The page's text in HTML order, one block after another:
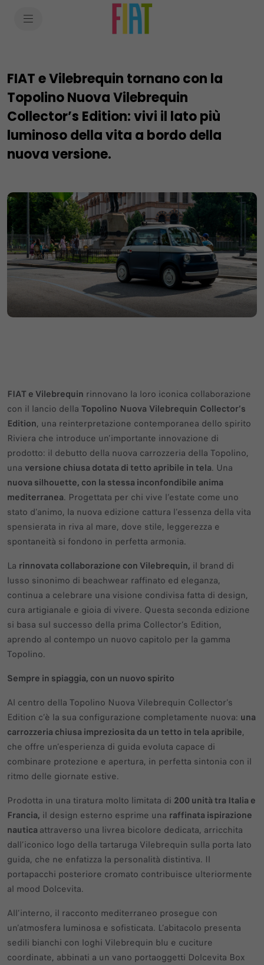
FIAT e Vilebrequin tornano con la
Topolino Nuova Vilebrequin
Collector’s Edition: vivi il lato più
luminoso della vita a bordo della
nuova versione.
FIAT e Vilebrequin rinnovano la loro iconica collaborazione
con il lancio della Topolino Nuova Vilebrequin Collector’s
Edition, una reinterpretazione contemporanea dello spirito
Riviera che introduce un’importante innovazione di
prodotto: il debutto della nuova carrozzeria della Topolino,
una versione chiusa dotata di tetto apribile in tela. Una
nuova silhouette, con la stessa inconfondibile anima
mediterranea. Progettata per chi vive l’estate come uno
stato d’animo, la nuova edizione cattura l’essenza della vita
spensierata in riva al mare, dove stile, leggerezza e
spontaneità si fondono in perfetta armonia.
La rinnovata collaborazione con Vilebrequin, il brand di
lusso sinonimo di beachwear raffinato ed eleganza,
continua a celebrare una visione condivisa fatta di design,
cura artigianale e gioia di vivere. Questa seconda edizione
si basa sul successo della prima Collector’s Edition,
aprendo al contempo un nuovo capitolo per la gamma
Topolino.
Sempre in spiaggia, con un nuovo spirito
Al centro della Topolino Nuova Vilebrequin Collector’s
Edition c’è la sua configurazione completamente nuova: una
carrozzeria chiusa impreziosita da un tetto in tela apribile,
che offre un’esperienza di guida evoluta capace di
combinare protezione e apertura, in perfetta sintonia con il
ritmo delle giornate estive.
Prodotta in una tiratura molto limitata di 200 unità tra Italia e
Francia, il design esterno esprime una raffinata ispirazione
nautica attraverso una livrea bicolore dedicata, arricchita
dall’iconico logo della tartaruga Vilebrequin sulla porta lato
guida, che ne enfatizza la personalità distintiva. Il
portapacchi posteriore cromato contribuisce ulteriormente
al mood Dolcevita.
All’interno, il racconto mediterraneo prosegue con
un’atmosfera luminosa e sofisticata. L’abitacolo presenta
sedili bianchi con loghi Vilebrequin blu e cuciture
coordinate, abbinati a un vano portaoggetti Dolcevita Box